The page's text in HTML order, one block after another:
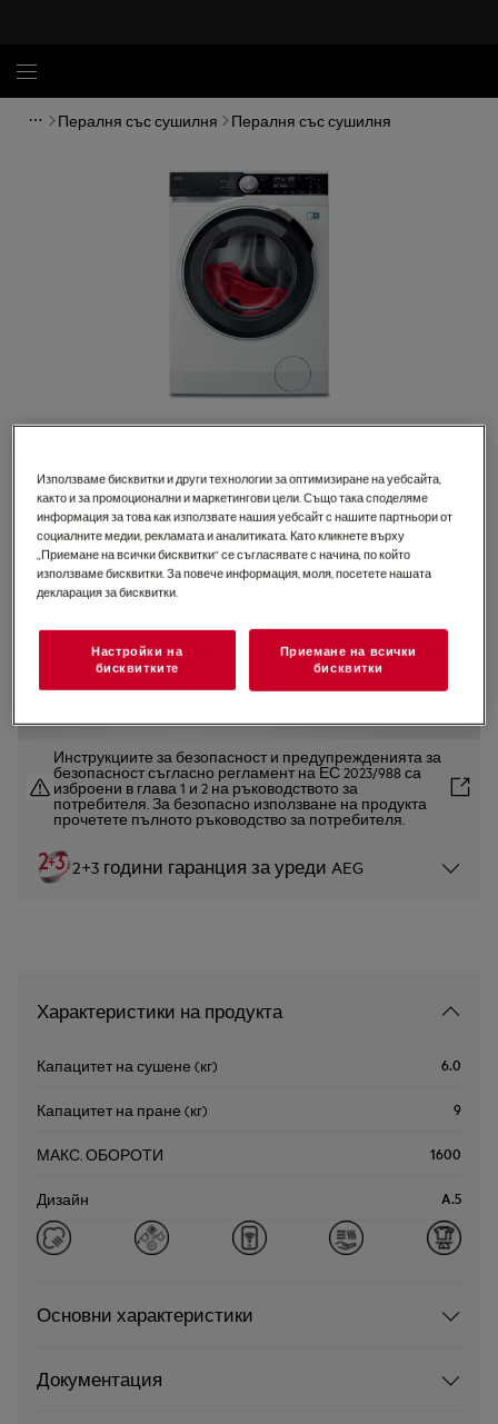
Пералня със сушилня Пералня със сушилня
Кликнете, за да увеличите.
LWR75965O
Пералня със сушилня 7000
Кондензационна 9 kg
4.8 (28)
Продуктов информационен лист
Инструкциите за безопасност и предупрежденията за
безопасност съгласно регламент на ЕС 2023/988 са
изброени в глава 1 и 2 на ръководството за
потребителя. За безопасно използване на продукта
прочетете пълното ръководство за потребителя.
2+3 години гаранция за уреди AEG
Характеристики на продукта
Капацитет на сушене (кг) 6.0
Капацитет на пране (кг) 9
МАКС. ОБОРОТИ 1600
Дизайн A.5
Основни характеристики
Документация
Използваме бисквитки и други технологии за оптимизиране на уебсайта,
както и за промоционални и маркетингови цели. Също така споделяме
информация за това как използвате нашия уебсайт с нашите партньори от
социалните медии, рекламата и аналитиката. Като кликнете върху
„Приемане на всички бисквитки“ се съгласявате с начина, по който
използваме бисквитки. За повече информация, моля, посетете нашата
декларация за бисквитки.
Настройки на
бисквитките
Приемане на всички
бисквитки